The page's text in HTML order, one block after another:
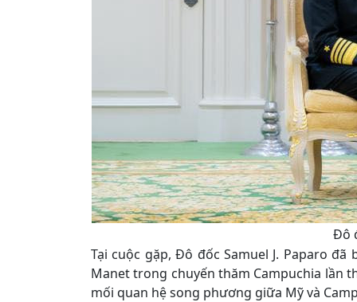
Đô
Tại cuộc gặp, Đô đốc Samuel J. Paparo
Manet trong chuyến thăm Campuchia lần
mối quan hệ song phương giữa Mỹ và